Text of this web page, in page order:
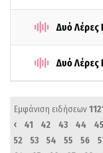
Δυό
Δυό
Εμφάνιση ειδήσεων
‹
41 42 43 44 45
52
53 54 55 56